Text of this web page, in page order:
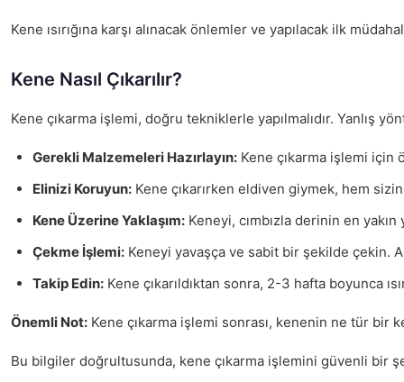
Kene ısırığına karşı alınacak önlemler ve yapılacak ilk
Kene Nasıl Çıkarılır?
Kene çıkarma işlemi, doğru tekniklerle yapılmalıdır. Yanlış
Gerekli Malzemeleri Hazırlayın: Kene çıkarma işlemi için
Elinizi Koruyun: Kene çıkarırken eldiven giymek, hem
Kene Üzerine Yaklaşım: Keneyi, cımbızla derinin en
Çekme İşlemi: Keneyi yavaşça ve sabit bir şekilde çekin.
Takip Edin: Kene çıkarıldıktan sonra, 2-3 hafta boyunca
Önemli Not: Kene çıkarma işlemi sonrası, kenenin ne tür bir
Bu bilgiler doğrultusunda, kene çıkarma işlemini güvenli bir